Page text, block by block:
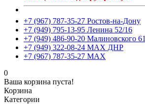
+7 (967) 787-35-27 Ростов-на-Дону
+7 (949) 795-13-95 Ленина 52/16
+7 (949) 486-90-20 Малиновского 61
+7 (949) 322-08-24 MAX ДНР
+7 (967) 787-35-27 MAX
0
Ваша корзина пуста!
Корзина
Категории